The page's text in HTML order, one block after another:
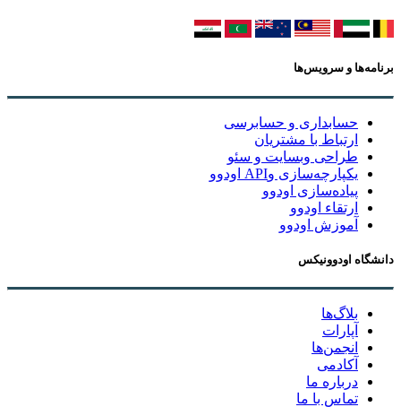
برنامه‌ها و سرویس‌ها
حسابداری و حسابرسی
ارتباط با مشتریان
طراحی وبسایت و سئو
یکپارچه‌سازی وAPI اودوو
پیاده‌سازی اودوو
ارتقاء اودوو
آموزش اودوو
دانشگاه اودوونیکس
بلاگ‌ها
آپارات
انجمن‌ها
آکادمی
درباره ما
تماس با ما